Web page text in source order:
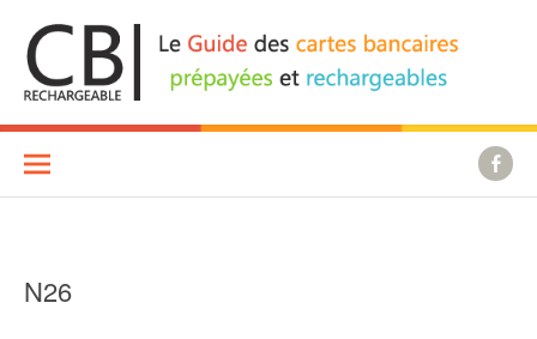
contenu
N26